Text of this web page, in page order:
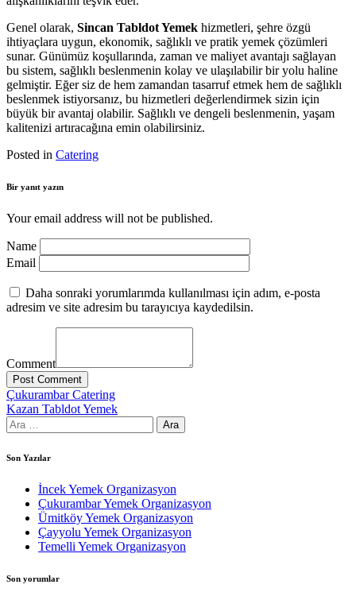
Genel olarak, Sincan Tabldot Yemek hizmetleri, şehre özgü
ihtiyaçlara uygun, ekonomik, sağlıklı ve pratik yemek çözümleri
sunar. Günümüz koşullarında, zaman ve maliyet avantajı sağlayan
bu sistem, sağlıklı beslenmenin kolay ve ulaşılabilir bir yolu haline
gelmiştir. Eğer siz de hem zamandan tasarruf etmek hem de sağlıklı
beslenmek istiyorsanız, bu hizmetleri değerlendirmek sizin için
büyük bir avantaj olabilir. Sağlıklı ve dengeli beslenmenin, yaşam
kalitenizi artıracağına emin olabilirsiniz.
Posted in Catering
Bir yanıt yazın
Your email address will not be published.
Name
Email
Daha sonraki yorumlarımda kullanılması için adım, e-posta
adresim ve site adresim bu tarayıcıya kaydedilsin.
Comment
Post Comment
Yazı
gezinmesi
Çukurambar Catering
Kazan Tabldot Yemek
Arama:
Son Yazılar
İncek Yemek Organizasyon
Çukurambar Yemek Organizasyon
Ümitköy Yemek Organizasyon
Çayyolu Yemek Organizasyon
Temelli Yemek Organizasyon
Son yorumlar